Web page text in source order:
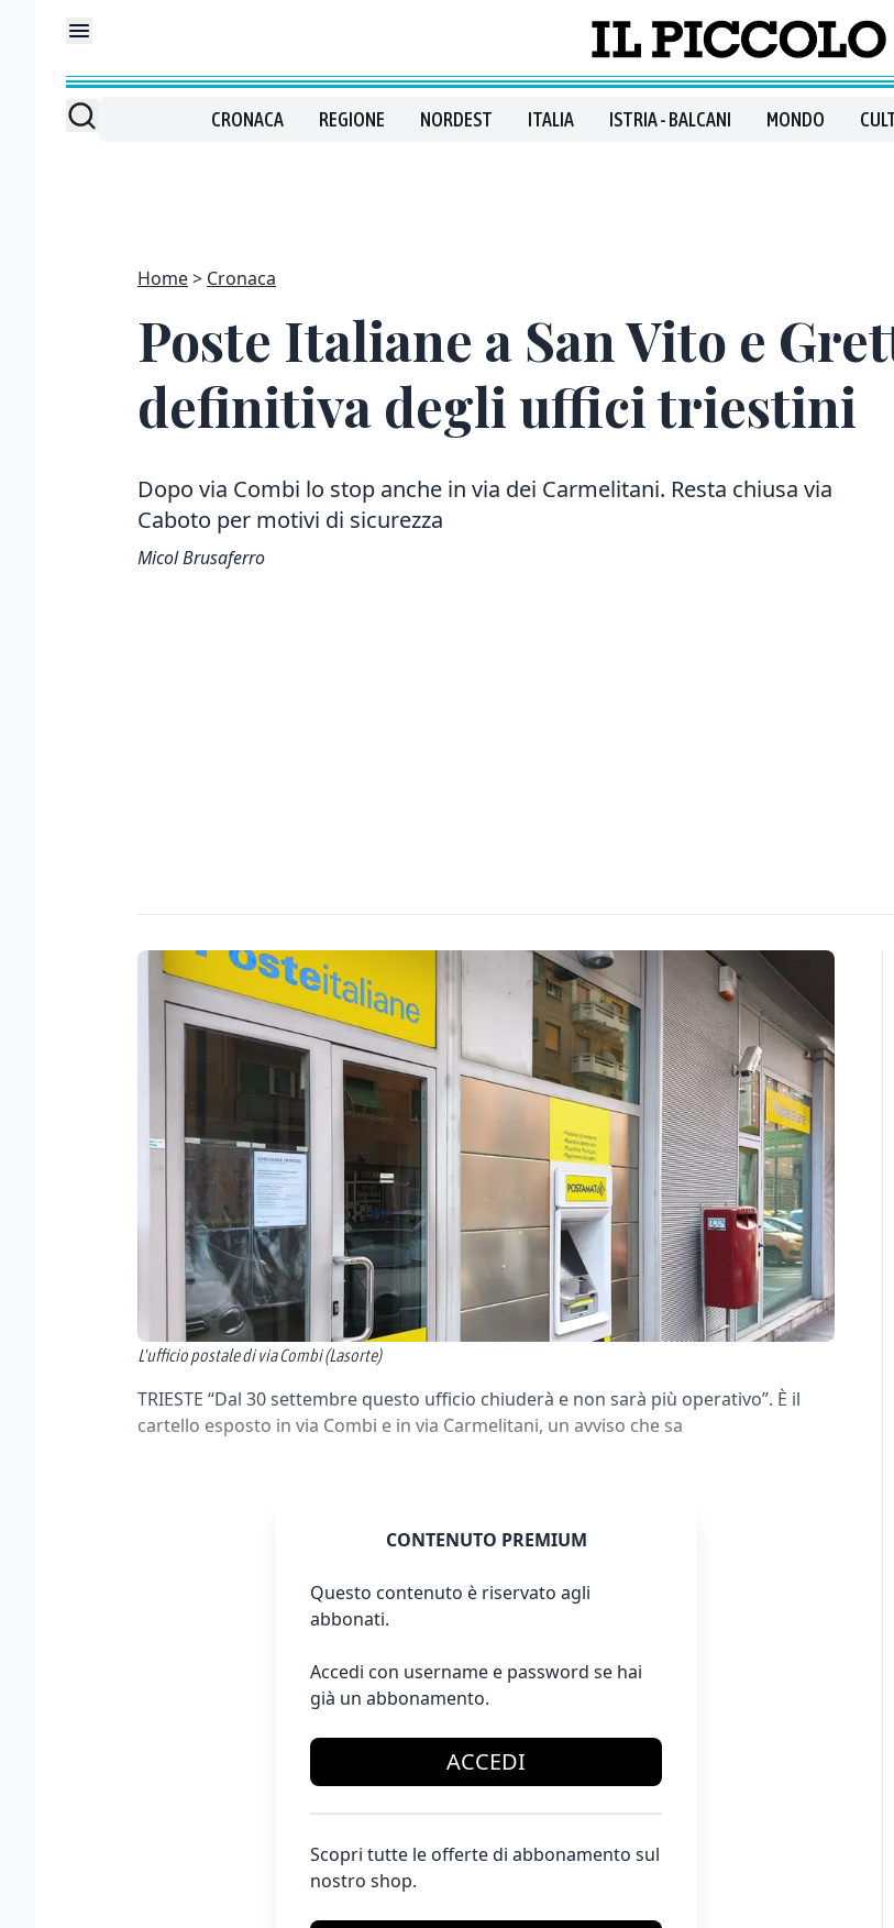
CRONACA REGIONE NORDEST ITALIA ISTRIA - BALCANI MONDO
Home Cronaca
Poste Italiane a San Vito e
definitiva degli uffici triestini
Dopo via Combi lo stop anche in via dei Carmelitani. Resta chiusa via
Caboto per motivi di sicurezza
Micol Brusaferro
L'ufficio postale di via Combi (Lasorte)
TRIESTE “Dal 30 settembre questo ufficio chiuderà e non sarà più operativo”. È il
cartello esposto in via Combi e in via Carmelitani, un avviso che sa
CONTENUTO PREMIUM
Questo contenuto è riservato agli
abbonati.
Accedi con username e password se hai
già un abbonamento.
ACCEDI
Scopri tutte le offerte di abbonamento sul
nostro shop.